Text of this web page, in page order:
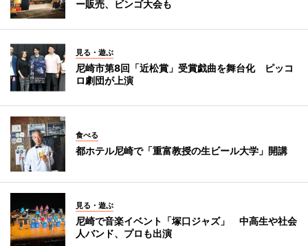
ー販売、ビンゴ大会も
見る・遊ぶ
尼崎市第8回「近松賞」受賞戯曲を舞台化 ピッコ
ロ劇団が上演
食べる
都ホテル尼崎で「重富教授の生ビール大学」開講
見る・遊ぶ
尼崎で音楽イベント「塚口ジャズ」 中高生や社会
人バンド、プロも出演